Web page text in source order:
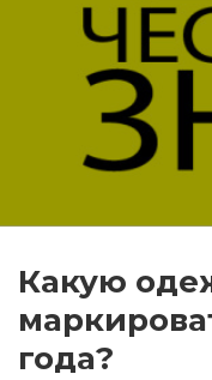
Какую
года?